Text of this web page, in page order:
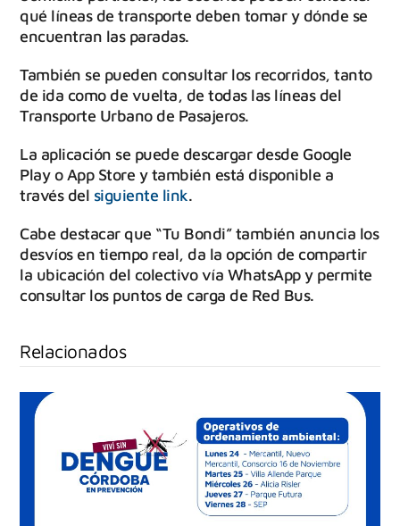
qué líneas de transporte deben tomar y dónde se
encuentran las paradas.
También se pueden consultar los recorridos, tanto
de ida como de vuelta, de todas las líneas del
Transporte Urbano de Pasajeros.
La aplicación se puede descargar desde Google
Play o App Store y también está disponible a
través del siguiente link.
Cabe destacar que “Tu Bondi” también anuncia los
desvíos en tiempo real, da la opción de compartir
la ubicación del colectivo vía WhatsApp y permite
consultar los puntos de carga de Red Bus.
Relacionados